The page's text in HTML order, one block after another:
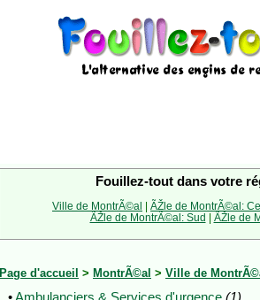
Fouillez-tout dans votre
Ville de MontrÃ©al | ÃŽle de MontrÃ©al:
ÃŽle de MontrÃ©al: Sud | ÃŽle de
Page d'accueil > MontrÃ©al > Ville de
•Ambulanciers & Services d'urgence (1)